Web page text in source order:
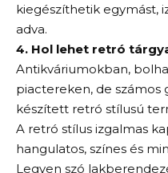
kiegészíthetik egymást,
adva.
4. Hol lehet retró
Antikváriumokban,
piactereken, de számos
készített retró stílusú
A retró stílus izgalmas
hangulatos, színes és
Legyen szó